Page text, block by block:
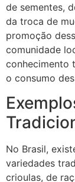
de sementes,
da troca de
promoção
comunidade
conhecimento
o consumo
No Brasil,
variedades
crioulas, de